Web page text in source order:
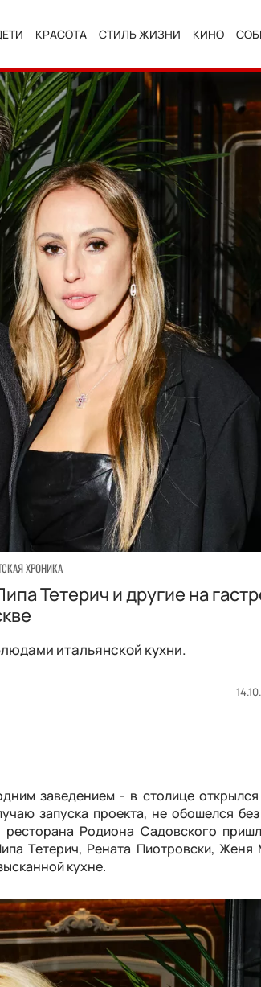
КРАСОТА СТИЛЬ ЖИЗНИ КИНО
ХРОНИКА
Тетерич и другие на
итальянской кухни.
заведением - в столице
запуска проекта, не обошелся
Родиона Садовского
Тетерич, Рената Пиотровски, Женя
кухне.